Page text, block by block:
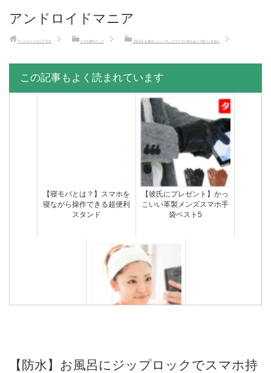
アンドロイドマニア
アンドロイドマニア TOP スマホ便利グッズ 【防水】お風呂にジップロックでスマホ持ち込んで暇つぶす奴w
この記事もよく読まれています
【寝モバとは？】スマホを
寝ながら操作できる超便利
スタンド
【彼氏にプレゼント】かっ
こいい革製メンズスマホ手
袋ベスト5
ぶす方法
【防水】お風呂にジップロックでスマホ持